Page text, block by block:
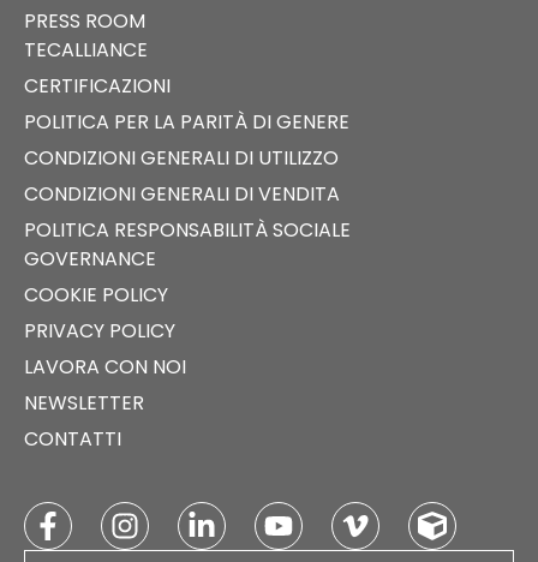
PRESS ROOM
TECALLIANCE
CERTIFICAZIONI
POLITICA PER LA PARITÀ DI GENERE
CONDIZIONI GENERALI DI UTILIZZO
CONDIZIONI GENERALI DI VENDITA
POLITICA RESPONSABILITÀ SOCIALE
GOVERNANCE
COOKIE POLICY
PRIVACY POLICY
LAVORA CON NOI
NEWSLETTER
CONTATTI